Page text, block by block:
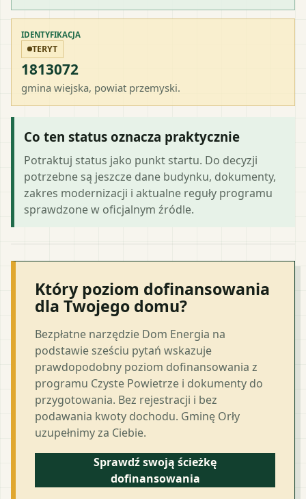
IDENTYFIKACJA
TERYT
1813072
gmina wiejska, powiat przemyski.
Co ten status oznacza praktycznie
Potraktuj status jako punkt startu. Do decyzji
potrzebne są jeszcze dane budynku, dokumenty,
zakres modernizacji i aktualne reguły programu
sprawdzone w oficjalnym źródle.
Który poziom dofinansowania
dla Twojego domu?
Bezpłatne narzędzie Dom Energia na
podstawie sześciu pytań wskazuje
prawdopodobny poziom dofinansowania z
programu Czyste Powietrze i dokumenty do
przygotowania. Bez rejestracji i bez
podawania kwoty dochodu. Gminę Orły
uzupełnimy za Ciebie.
Sprawdź swoją ścieżkę
dofinansowania